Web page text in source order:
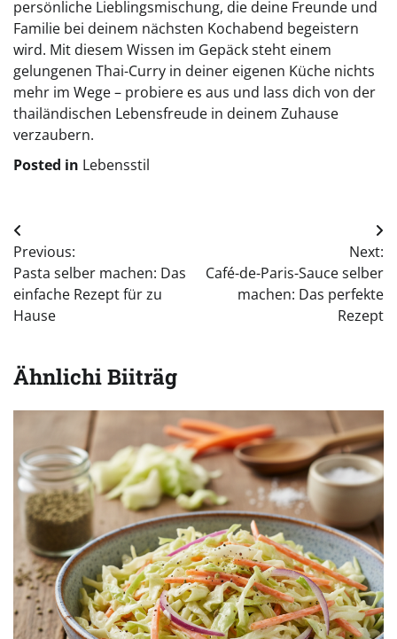
persönliche Lieblingsmischung, die deine Freunde und
Familie bei deinem nächsten Kochabend begeistern
wird. Mit diesem Wissen im Gepäck steht einem
gelungenen Thai-Curry in deiner eigenen Küche nichts
mehr im Wege – probiere es aus und lass dich von der
thailändischen Lebensfreude in deinem Zuhause
verzaubern.
Posted in Lebensstil
Beitragsnavigation
Previous:
Pasta selber machen: Das
einfache Rezept für zu
Hause
Next:
Café-de-Paris-Sauce selber
machen: Das perfekte
Rezept
Ähnlichi Biiträg